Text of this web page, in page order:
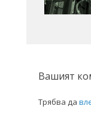
Вашият
Трябва да